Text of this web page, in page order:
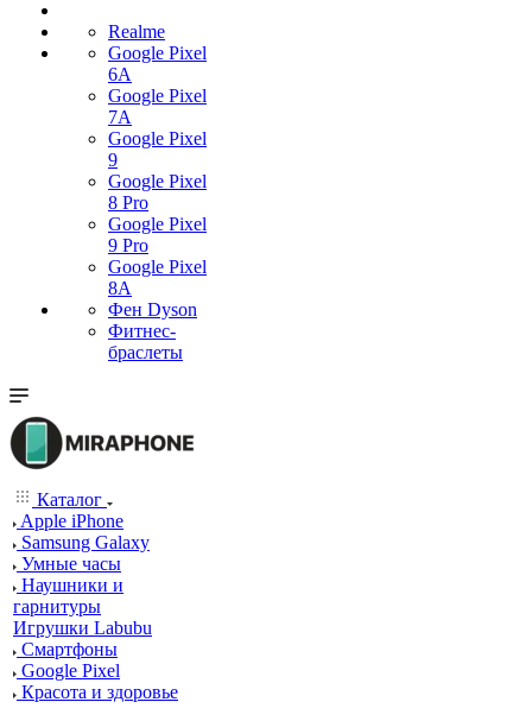
Realme
Google Pixel
6A
Google Pixel
7А
Google Pixel
9
Google Pixel
8 Pro
Google Pixel
9 Pro
Google Pixel
8A
Фен Dyson
Фитнес-
браслеты
Каталог
Apple iPhone
Samsung Galaxy
Умные часы
Наушники и
гарнитуры
Игрушки Labubu
Смартфоны
Google Pixel
Красота и здоровье